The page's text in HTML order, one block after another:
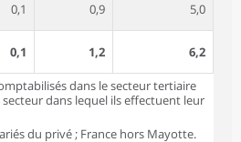
0,1 0,9 5,0
0,1 1,2 6,2
dans le secteur tertiaire
dans lequel ils effectuent leur
du privé ; France hors Mayotte.